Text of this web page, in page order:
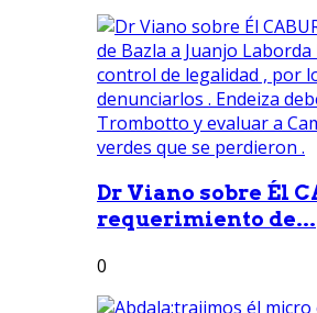
Dr Viano sobre Él
requerimiento de...
0